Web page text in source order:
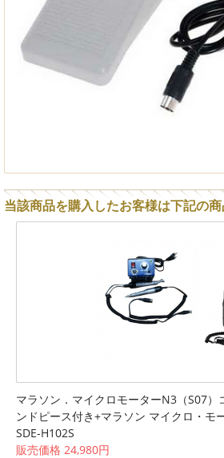
当該商品を購入したお客様は下記の
マラソン．マイクロモーターN3（S07）
ンドピース付き+マラソン マイクロ・モ
SDE-H102S
販売価格 24,980円